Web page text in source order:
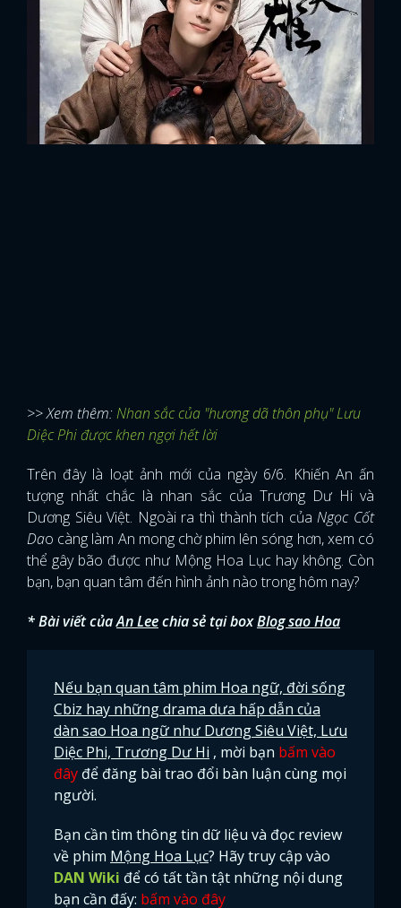
>> Xem thêm:Nhan sắc của "hương dã thôn phụ" Lưu
Diệc Phi được khen ngợi hết lời
Trên đây là loạt ảnh mới của ngày 6/6. Khiến An ấn
tượng nhất chắc là nhan sắc của Trương Dư Hi và
Dương Siêu Việt. Ngoài ra thì thành tích của Ngọc Cốt
Dao càng làm An mong chờ phim lên sóng hơn, xem có
thể gây bão được như Mộng Hoa Lục hay không. Còn
bạn, bạn quan tâm đến hình ảnh nào trong hôm nay?
* Bài viết củaAn Leechia sẻ tại boxBlog sao Hoa
Nếu bạn quan tâm phim Hoa ngữ, đời sống
Cbiz hay những drama dưa hấp dẫn của
dàn sao Hoa ngữ như Dương Siêu Việt, Lưu
Diệc Phi, Trương Dư Hi , mời bạn bấm vào
đây để đăng bài trao đổi bàn luận cùng mọi
người.
Bạn cần tìm thông tin dữ liệu và đọc review
về phim Mộng Hoa Lục? Hãy truy cập vào
DAN Wiki để có tất tần tật những nội dung
bạn cần đấy: bấm vào đây